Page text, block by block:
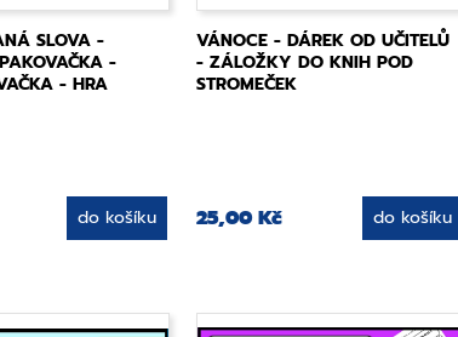
SLOVA -
-
- HRA
do košíku
VÁNOCE - DÁREK OD UČITELŮ
- ZÁLOŽKY DO KNIH POD
STROMEČEK
25,00 Kč do košíku